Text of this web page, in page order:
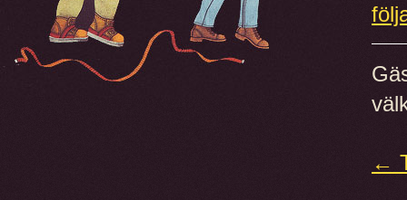
←